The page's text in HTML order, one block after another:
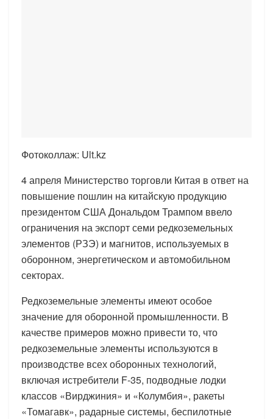
Фотоколлаж: Ult.kz
4 апреля Министерство торговли Китая в ответ на
повышение пошлин на китайскую продукцию
президентом США Дональдом Трампом ввело
ограничения на экспорт семи редкоземельных
элементов (РЗЭ) и магнитов, используемых в
оборонном, энергетическом и автомобильном
секторах.
Редкоземельные элементы имеют особое
значение для оборонной промышленности. В
качестве примеров можно привести то, что
редкоземельные элементы используются в
производстве всех оборонных технологий,
включая истребители F-35, подводные лодки
классов «Вирджиния» и «Колумбия», ракеты
«Томагавк», радарные системы, беспилотные